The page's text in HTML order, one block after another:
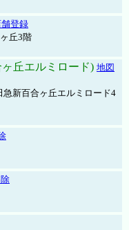
登録
丘3階
丘エルミロード) 地図
新百合ヶ丘エルミロード4